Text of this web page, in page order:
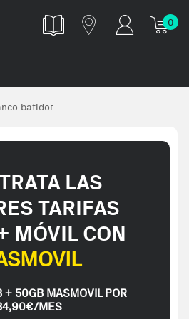
0
batidor
LAS
TARIFAS
MÓVIL CON
+ 50GB MASMOVIL POR
MES